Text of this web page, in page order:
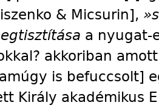
& Micsurin],
a nyugat-
akkoriban
is befuccsolt]
Király akadémikus